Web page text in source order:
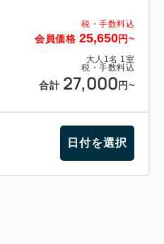
税・手数料込
会員価格 25,650円~
大人 1 名 1 室
税・手数料込
合計 27,000 円~
日付を選択